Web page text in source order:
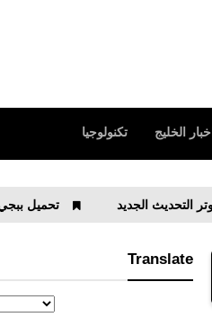
اخبار الخليج تكنولوجيا
تحميل ببجي لايت PUBG MOBILE LITE‏ للأندرويد APK للأجهزة الضعيفة
Translate